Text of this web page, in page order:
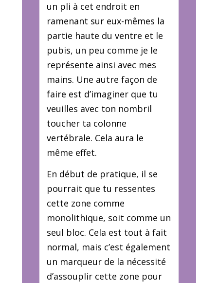
un pli à cet endroit en
ramenant sur eux-mêmes la
partie haute du ventre et le
pubis, un peu comme je le
représente ainsi avec mes
mains. Une autre façon de
faire est d’imaginer que tu
veuilles avec ton nombril
toucher ta colonne
vertébrale. Cela aura le
même effet.
En début de pratique, il se
pourrait que tu ressentes
cette zone comme
monolithique, soit comme un
seul bloc. Cela est tout à fait
normal, mais c’est également
un marqueur de la nécessité
d’assouplir cette zone pour